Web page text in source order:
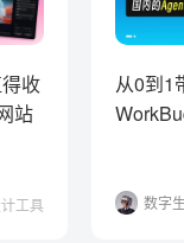
收
站
工具
从0到1
数字